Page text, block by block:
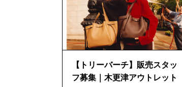
【トリーバーチ】販売スタッ
フ募集｜木更津アウトレット